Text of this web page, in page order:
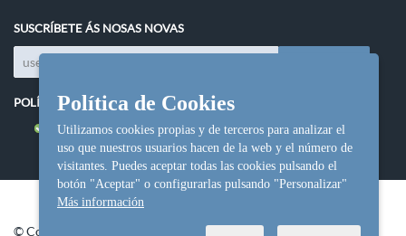
SUSCRÍBETE ÁS NOSAS NOVAS
POLÍTICAS DO SITIO
Política de cookies
© Copyright Ceida.
Política de Cookies
Utilizamos cookies propias y de terceros para analizar el
uso que nuestros usuarios hacen de la web y el número de
visitantes. Puedes aceptar todas las cookies pulsando el
botón "Aceptar" o configurarlas pulsando "Personalizar"
Más información